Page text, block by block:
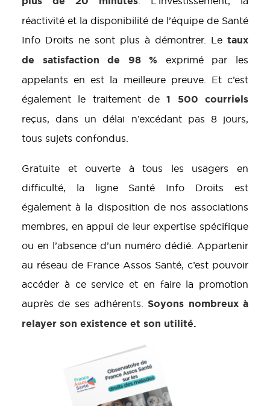
réactivité et la disponibilité de l’équipe de Santé
Info Droits ne sont plus à démontrer. Le taux
de satisfaction de 98 % exprimé par les
appelants en est la meilleure preuve. Et c’est
également le traitement de1 500 courriels
reçus, dans un délai n’excédant pas 8 jours,
tous sujets confondus.
Gratuite et ouverte à tous les usagers en
difficulté, la ligne Santé Info Droits est
également à la disposition de nos associations
membres, en appui de leur expertise spécifique
ou en l’absence d’un numéro dédié. Appartenir
au réseau de France Assos Santé, c’est pouvoir
accéder à ce service et en faire la promotion
auprès de ses adhérents. Soyons nombreux à
relayer son existence et son utilité.